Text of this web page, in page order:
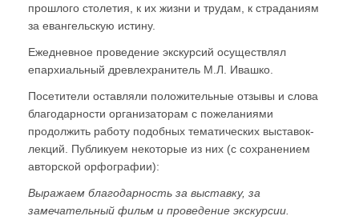
прошлого столетия, к их жизни и трудам, к страданиям
за евангельскую истину.
Ежедневное проведение экскурсий осуществлял
епархиальный древлехранитель М.Л. Ивашко.
Посетители оставляли положительные отзывы и слова
благодарности организаторам с пожеланиями
продолжить работу подобных тематических выставок-
лекций. Публикуем некоторые из них (с сохранением
авторской орфографии):
Выражаем благодарность за выставку, за
замечательный фильм и проведение экскурсии.